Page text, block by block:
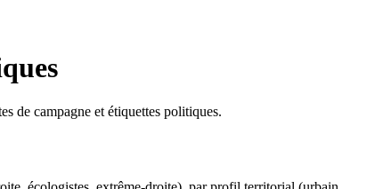
de campagne et étiquettes politiques.